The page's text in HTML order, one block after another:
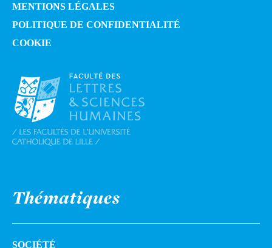
MENTIONS LÉGALES
POLITIQUE DE CONFIDENTIALITÉ
COOKIE
Thématiques
SOCIÉTÉ